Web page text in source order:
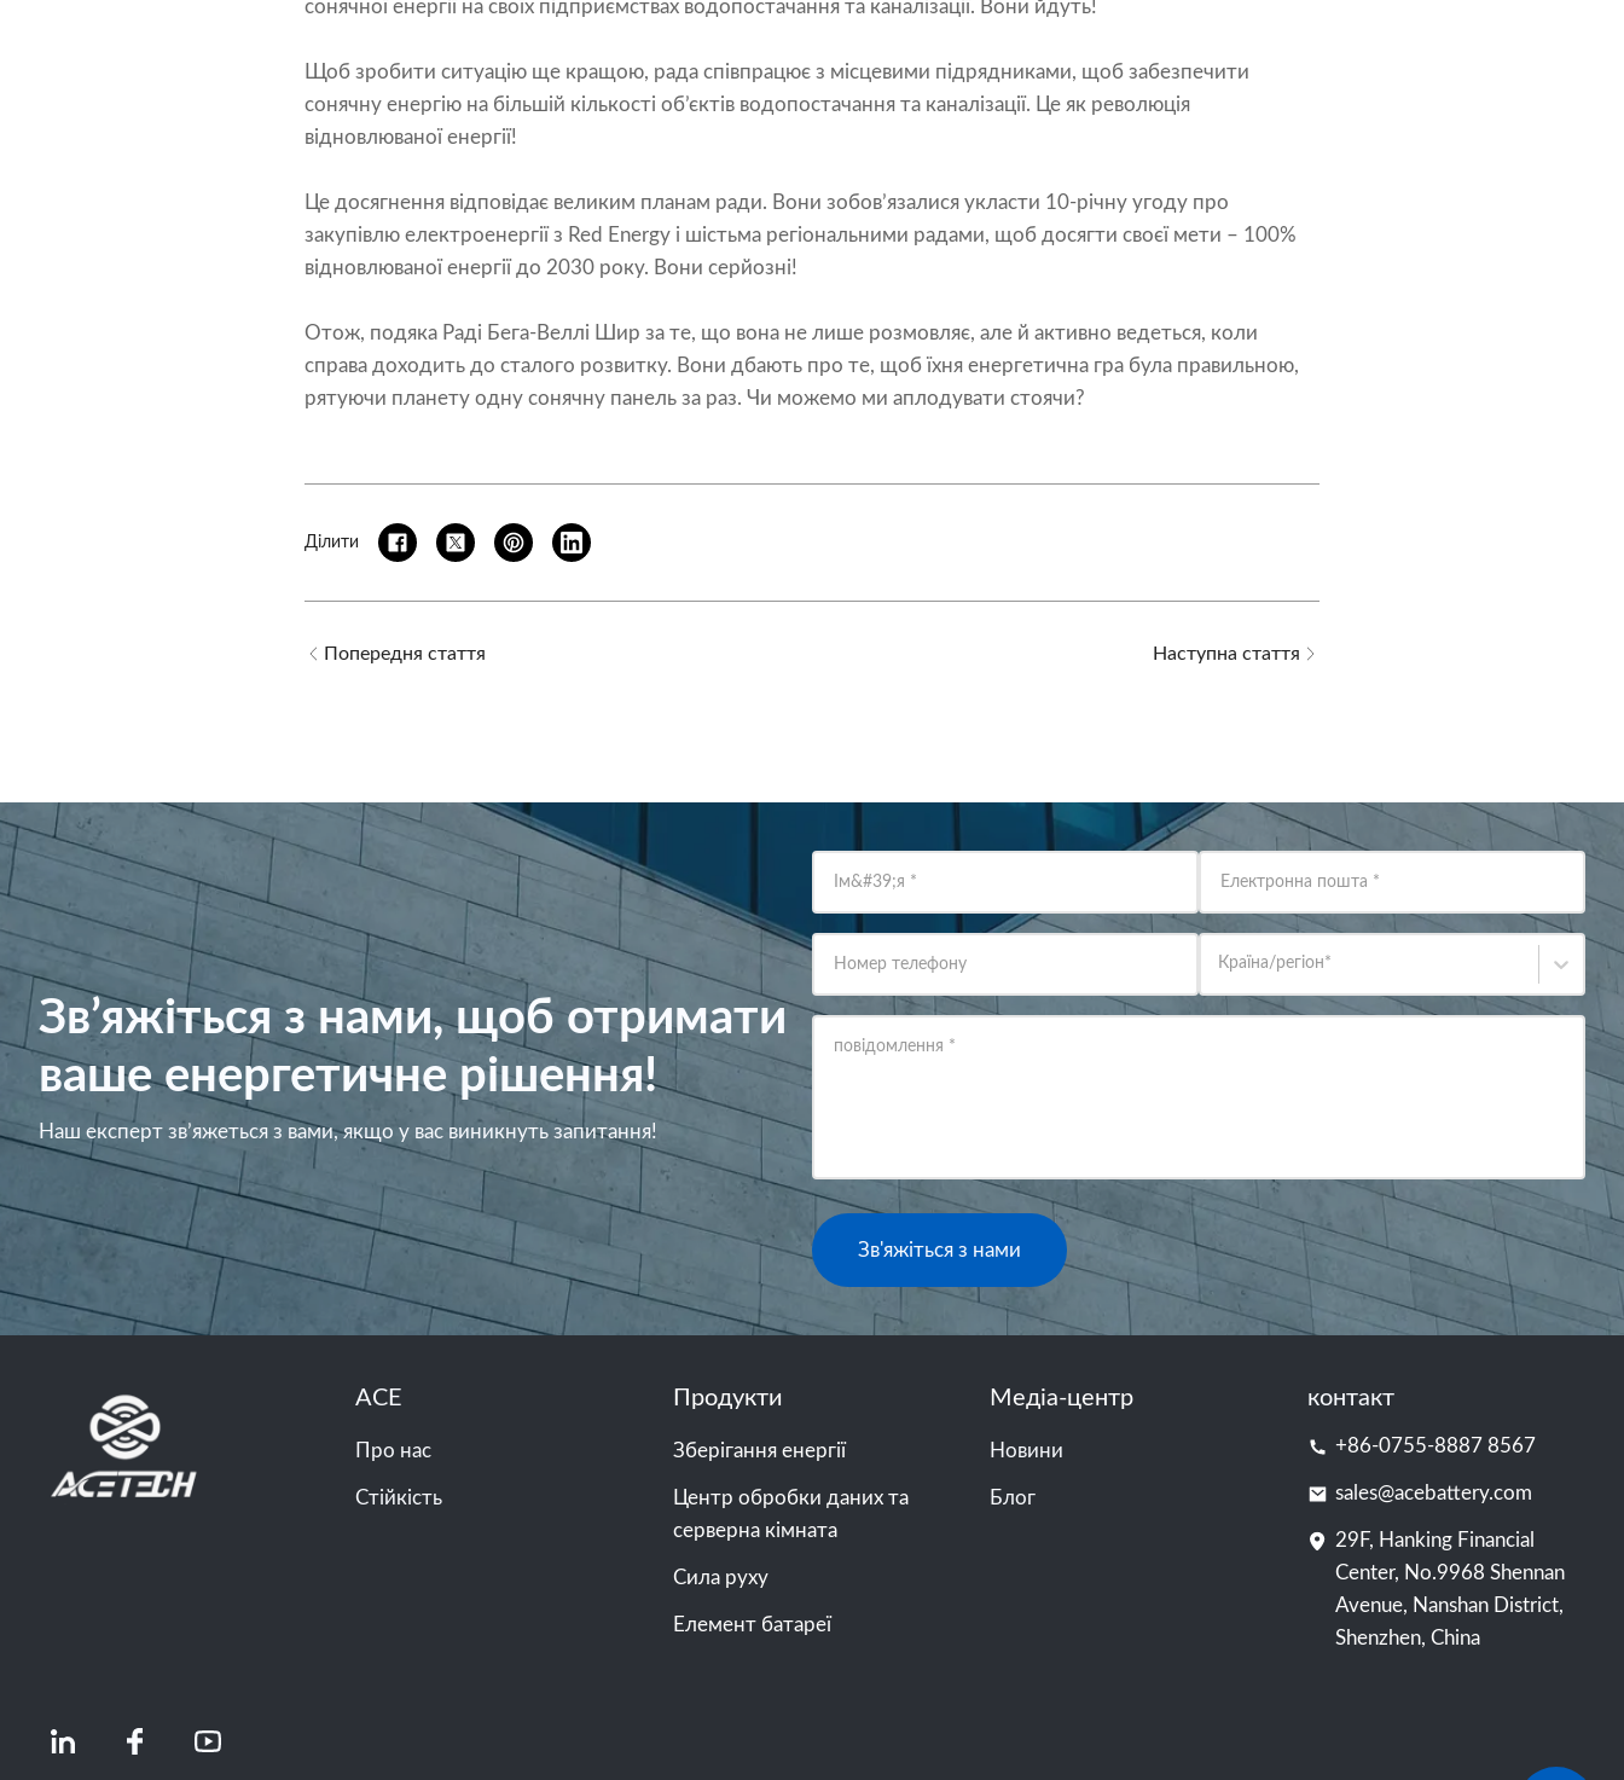
сонячної енергії на своїх підприємствах водопостачання та каналізації. Вони йдуть!
Щоб зробити ситуацію ще кращою, рада співпрацює з місцевими підрядниками, щоб забезпечити
сонячну енергію на більшій кількості об’єктів водопостачання та каналізації. Це як революція
відновлюваної енергії!
Це досягнення відповідає великим планам ради. Вони зобов’язалися укласти 10-річну угоду про
закупівлю електроенергії з Red Energy і шістьма регіональними радами, щоб досягти своєї мети – 100%
відновлюваної енергії до 2030 року. Вони серйозні!
Отож, подяка Раді Бега-Веллі Шир за те, що вона не лише розмовляє, але й активно ведеться, коли
справа доходить до сталого розвитку. Вони дбають про те, щоб їхня енергетична гра була правильною,
рятуючи планету одну сонячну панель за раз. Чи можемо ми аплодувати стоячи?
Ділити
Попередня стаття Наступна стаття
Зв’яжіться з нами, щоб отримати
ваше енергетичне рішення!
Наш експерт зв’яжеться з вами, якщо у вас виникнуть запитання!
Ім&#39;я * Електронна пошта *
Номер телефону Країна/регіон*
повідомлення *
Зв'яжіться з нами
ACE
Про нас
Стійкість
Продукти
Зберігання енергії
Центр обробки даних та
серверна кімната
Сила руху
Елемент батареї
Медіа-центр
Новини
Блог
контакт
+86-0755-8887 8567
sales@acebattery.com
29F, Hanking Financial
Center, No.9968 Shennan
Avenue, Nanshan District,
Shenzhen, China